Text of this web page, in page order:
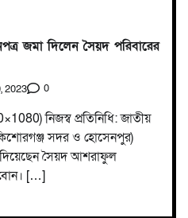
জমা দিলেন সৈয়দ পরিবারের
2023 0
নিজস্ব প্রতিনিধি: জাতীয়
সদর ও হোসেনপুর)
সৈয়দ আশরাফুল
বোন। […]